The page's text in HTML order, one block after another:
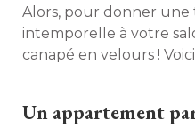
Alors, pour donner une
intemporelle à votre
canapé en velours !
Un appartement